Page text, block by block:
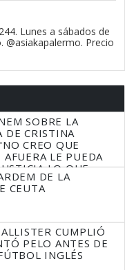
Lunes a sábados de
@asiakapalermo. Precio
SOBRE LA
DE CRISTINA
CREO QUE
LE PUEDA
LO QUE
DE LA
CEUTA
CUMPLIÓ
PELO ANTES DE
INGLÉS